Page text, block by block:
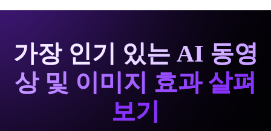
가장 인기 있는 AI 동영
상 및 이미지 효과 살펴
보기